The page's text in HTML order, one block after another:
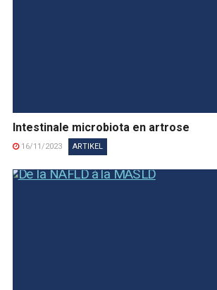
Intestinale microbiota en artrose
16/11/2023 ARTIKEL